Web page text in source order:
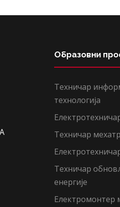
Образовни
Техничар
технологија
Техничар
Техничар
енергије
Електромонтер